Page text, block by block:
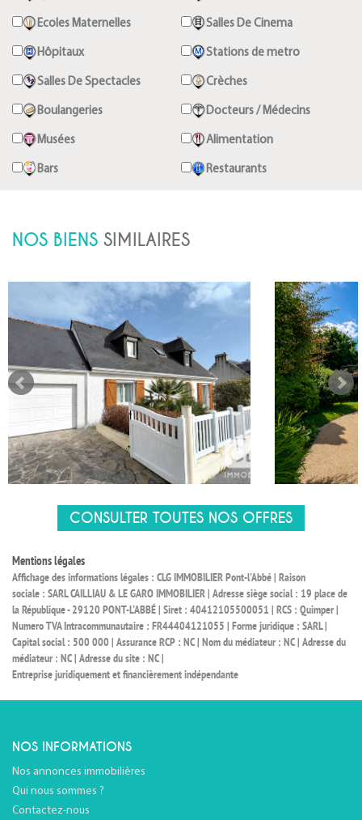
Ecoles Maternelles Salles De Cinema
Hôpitaux Stations de metro
Salles De Spectacles Crèches
Boulangeries Docteurs / Médecins
Musées Alimentation
Bars Restaurants
NOS BIENS SIMILAIRES
CONSULTER TOUTES NOS OFFRES
Mentions légales
Affichage des informations légales : CLG IMMOBILIER Pont-l'Abbé | Raison
sociale : SARL CAILLIAU & LE GARO IMMOBILIER | Adresse siège social : 19 place de
la République - 29120 PONT-L'ABBÉ | Siret : 40412105500051 | RCS : Quimper |
Numero TVA Intracommunautaire : FR44404121055 | Forme juridique : SARL |
Capital social : 500 000 | Assurance RCP : NC | Nom du médiateur : NC | Adresse du
médiateur : NC | Adresse du site : NC |
Entreprise juridiquement et financièrement indépendante
NOS INFORMATIONS
Nos annonces immobilières
Qui nous sommes ?
Contactez-nous